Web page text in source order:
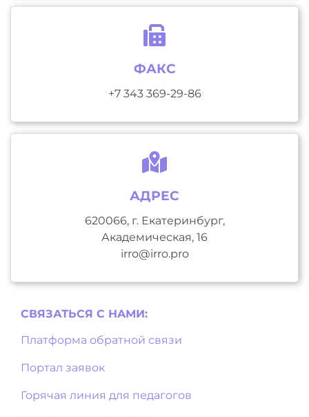
ФАКС
+7 343 369-29-86
АДРЕС
620066, г. Екатеринбург,
Академическая, 16
irro@irro.pro
СВЯЗАТЬСЯ С НAМИ:
Платформа обратной связи
Портал заявок
Горячая линия для педагогов